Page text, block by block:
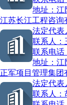
地址： 江
江苏长江工程咨询
法定代表
联系人：
联系电话
地址： 江
正军项目管理集团
法定代表
联系人：